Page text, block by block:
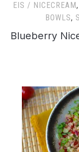
EIS / NICECREAM,
BOWLS,
Blueberry